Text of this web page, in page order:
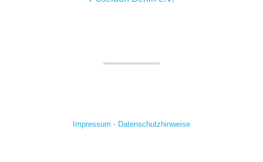
Impressum · Datenschutzhinweise